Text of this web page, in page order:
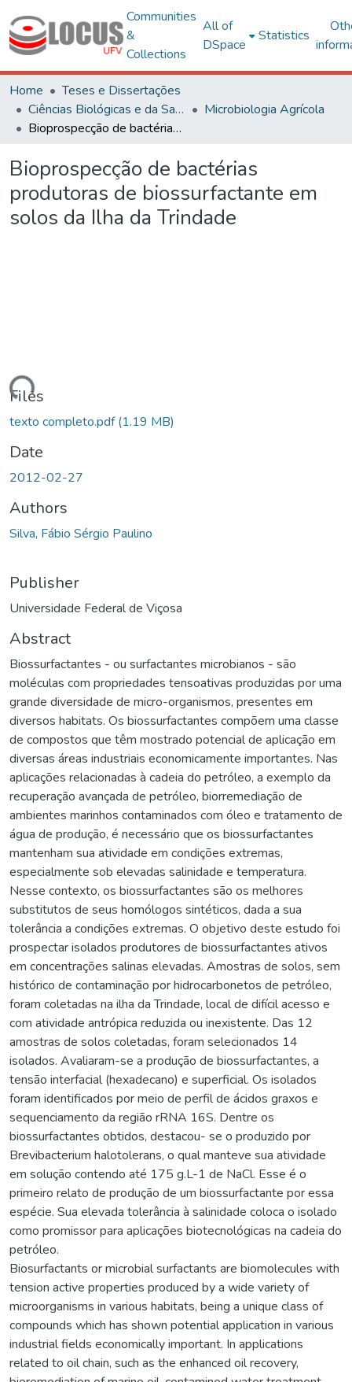
Communities
&
Collections
All of
DSpace
Statistics
Home
Teses e Dissertações
Ciências Biológicas e da Saúde
Microbiologia Agrícola
Bioprospecção de bactérias produtoras de biossurfactante em solos da Ilha da Trindade
Bioprospecção de bactérias
produtoras de biossurfactante em
solos da Ilha da Trindade
Files
texto completo.pdf(1.19 MB)
Date
2012-02-27
Authors
Silva, Fábio Sérgio Paulino
Publisher
Universidade Federal de Viçosa
Abstract
Biossurfactantes - ou surfactantes microbianos - são
moléculas com propriedades tensoativas produzidas por uma
grande diversidade de micro-organismos, presentes em
diversos habitats. Os biossurfactantes compõem uma classe
de compostos que têm mostrado potencial de aplicação em
diversas áreas industriais economicamente importantes. Nas
aplicações relacionadas à cadeia do petróleo, a exemplo da
recuperação avançada de petróleo, biorremediação de
ambientes marinhos contaminados com óleo e tratamento de
água de produção, é necessário que os biossurfactantes
mantenham sua atividade em condições extremas,
especialmente sob elevadas salinidade e temperatura.
Nesse contexto, os biossurfactantes são os melhores
substitutos de seus homólogos sintéticos, dada a sua
tolerância a condições extremas. O objetivo deste estudo foi
prospectar isolados produtores de biossurfactantes ativos
em concentrações salinas elevadas. Amostras de solos, sem
histórico de contaminação por hidrocarbonetos de petróleo,
foram coletadas na ilha da Trindade, local de difícil acesso e
com atividade antrópica reduzida ou inexistente. Das 12
amostras de solos coletadas, foram selecionados 14
isolados. Avaliaram-se a produção de biossurfactantes, a
tensão interfacial (hexadecano) e superficial. Os isolados
foram identificados por meio de perfil de ácidos graxos e
sequenciamento da região rRNA 16S. Dentre os
biossurfactantes obtidos, destacou- se o produzido por
Brevibacterium halotolerans, o qual manteve sua atividade
em solução contendo até 175 g.L-1 de NaCl. Esse é o
primeiro relato de produção de um biossurfactante por essa
espécie. Sua elevada tolerância à salinidade coloca o isolado
como promissor para aplicações biotecnológicas na cadeia do
petróleo.
Biosurfactants or microbial surfactants are biomolecules with
tension active properties produced by a wide variety of
microorganisms in various habitats, being a unique class of
compounds which has shown potential application in various
industrial fields economically important. In applications
related to oil chain, such as the enhanced oil recovery,